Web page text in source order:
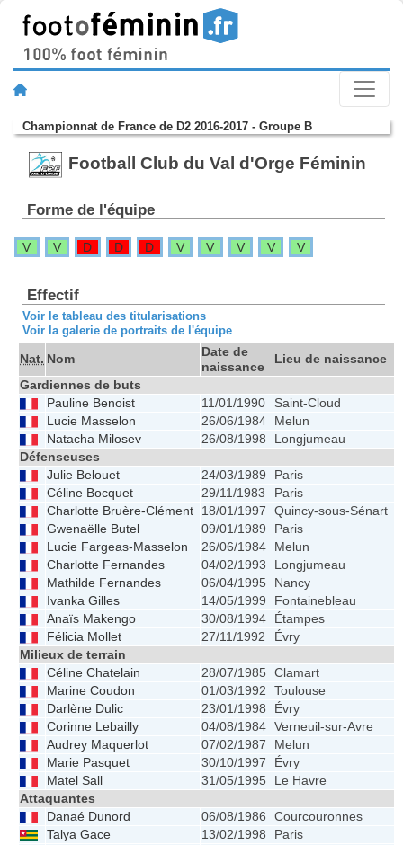
Championnat de France de D2 2016-2017 - Groupe B
Football Club du Val d'Orge Féminin
Forme de l'équipe
V V D D D V V V V V
Effectif
Voir le tableau des titularisations
Voir la galerie de portraits de l'équipe
Nat. Nom
Date de
naissance
Lieu de naissance
Gardiennes de buts
Pauline Benoist
11/01/1990
Saint-Cloud
Lucie Masselon
26/06/1984
Melun
Natacha Milosev
26/08/1998
Longjumeau
Défenseuses
Julie Belouet
24/03/1989
Paris
Céline Bocquet
29/11/1983
Paris
Charlotte Bruère-Clément
18/01/1997
Quincy-sous-Sénart
Gwenaëlle Butel
09/01/1989
Paris
Lucie Fargeas-Masselon
26/06/1984
Melun
Charlotte Fernandes
04/02/1993
Longjumeau
Mathilde Fernandes
06/04/1995
Nancy
Ivanka Gilles
14/05/1999
Fontainebleau
Anaïs Makengo
30/08/1994
Étampes
Félicia Mollet
27/11/1992
Évry
Milieux de terrain
Céline Chatelain
28/07/1985 Clamart
Marine Coudon
01/03/1992
Toulouse
Darlène Dulic
23/01/1998
Évry
Corinne Lebailly
04/08/1984 Verneuil-sur-Avre
Audrey Maquerlot
07/02/1987
Melun
Marie Pasquet
30/10/1997
Évry
Matel Sall
31/05/1995
Le Havre
Attaquantes
Danaé Dunord
06/08/1986
Courcouronnes
Talya Gace
13/02/1998
Paris